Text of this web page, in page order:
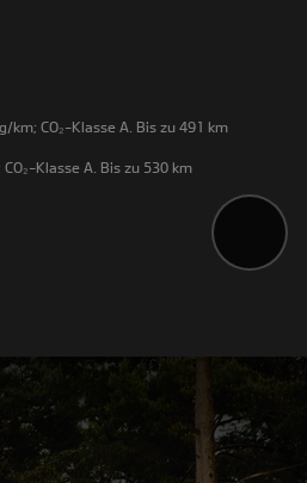
CO₂-Klasse A. Bis zu 491 km
Klasse A. Bis zu 530 km